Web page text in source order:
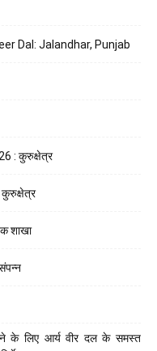
Dal: Jalandhar, Punjab
: कुरुक्षेत्र
कुरुक्षेत्र
शाखा
के लिए आर्य वीर दल के समस्त